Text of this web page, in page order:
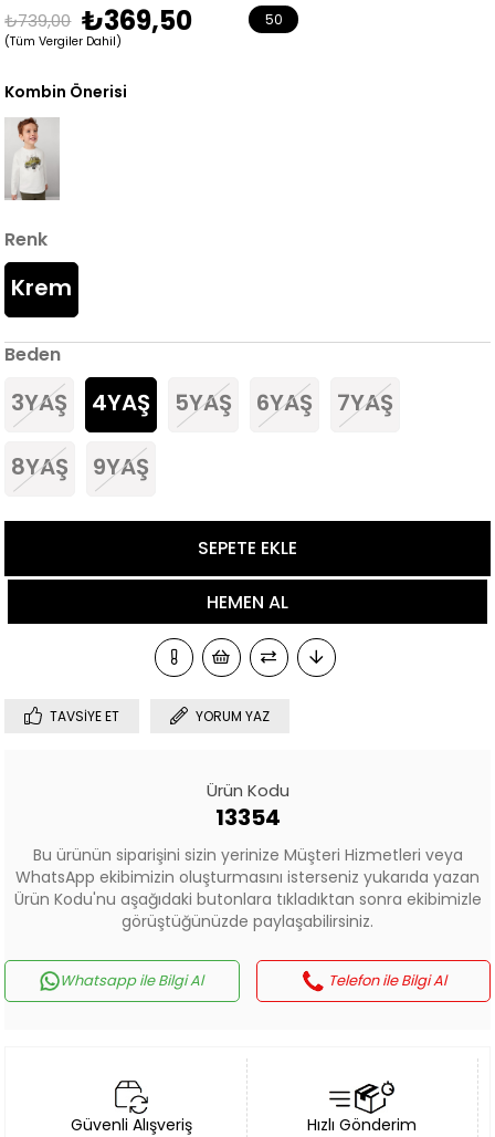
₺739,00 ₺369,50
(Tüm Vergiler Dahil)
50
Kombin Önerisi
Renk
Krem
Beden
3YAŞ 4YAŞ 5YAŞ 6YAŞ 7YAŞ
8YAŞ 9YAŞ
TAVSIYE ET YORUM YAZ
Ürün Kodu
13354
Bu ürünün siparişini sizin yerinize Müşteri Hizmetleri veya
WhatsApp ekibimizin oluşturmasını isterseniz yukarıda yazan
Ürün Kodu'nu aşağıdaki butonlara tıkladıktan sonra ekibimizle
görüştüğünüzde paylaşabilirsiniz.
Whatsapp ile Bilgi Al Telefon ile Bilgi Al
Güvenli Alışveriş Hızlı Gönderim